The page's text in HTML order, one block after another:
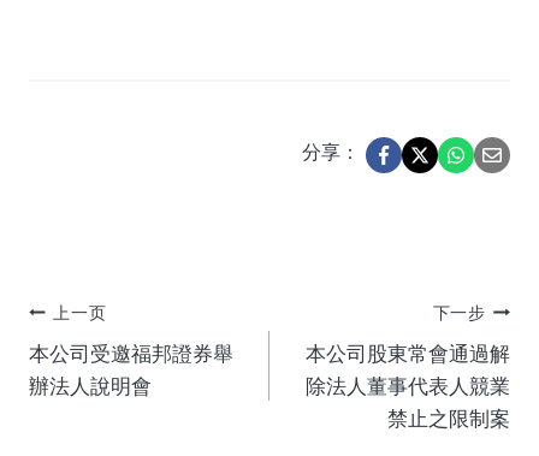
分享：
文
章
上一页
本公司受邀福邦證券舉
辦法人說明會
下一步
本公司股東常會通過解
除法人董事代表人競業
禁止之限制案